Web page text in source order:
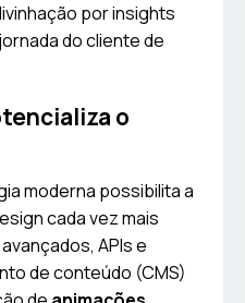
por insights
do cliente de
o
moderna possibilita a
cada vez mais
APIs e
de conteúdo (CMS)